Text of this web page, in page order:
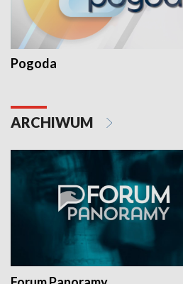
Pogoda
ARCHIWUM